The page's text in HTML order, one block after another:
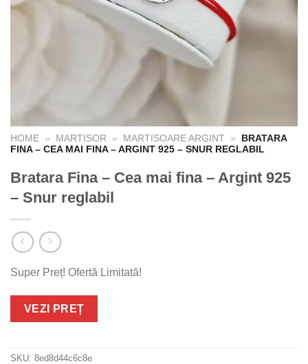
HOME » MARTISOR » MARTISOARE ARGINT »
BRATARA
FINA – CEA MAI FINA – ARGINT 925 – SNUR REGLABIL
Bratara Fina – Cea mai fina – Argint 925
– Snur reglabil
Super Preț! Ofertă Limitată!
VEZI PREȚ
SKU: 8ed8d44c6c8e